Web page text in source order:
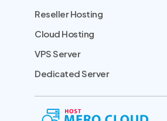
Reseller Hosting
Cloud Hosting
VPS Server
Dedicated Server